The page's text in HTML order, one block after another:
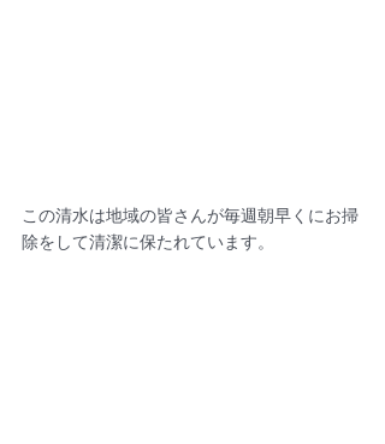
この清水は地域の皆さんが毎週朝早くにお掃
除をして清潔に保たれています。